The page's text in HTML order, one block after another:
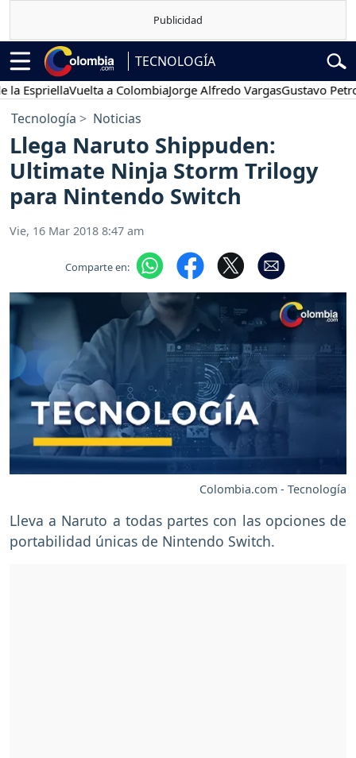
TECNOLOGÍA
Vuelta a ColombiaJorge Alfredo VargasGustavo Petro
Tecnología Noticias
Llega Naruto Shippuden:
Ultimate Ninja Storm Trilogy
para Nintendo Switch
Vie, 16 Mar 2018 8:47 am
Comparte en:
Colombia.com - Tecnología
Lleva a Naruto a todas partes con las opciones de
portabilidad únicas de Nintendo Switch.